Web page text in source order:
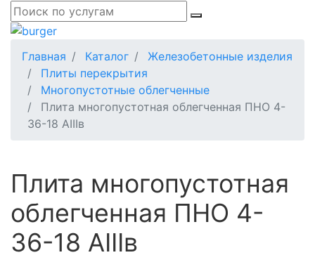
Главная Каталог
Железобетонные изделия
Плиты перекрытия
Многопустотные облегченные
Плита многопустотная облегченная ПНО 4-
36-18 АIIIв
Плита многопустотная
облегченная ПНО 4-
36-18 АIIIв